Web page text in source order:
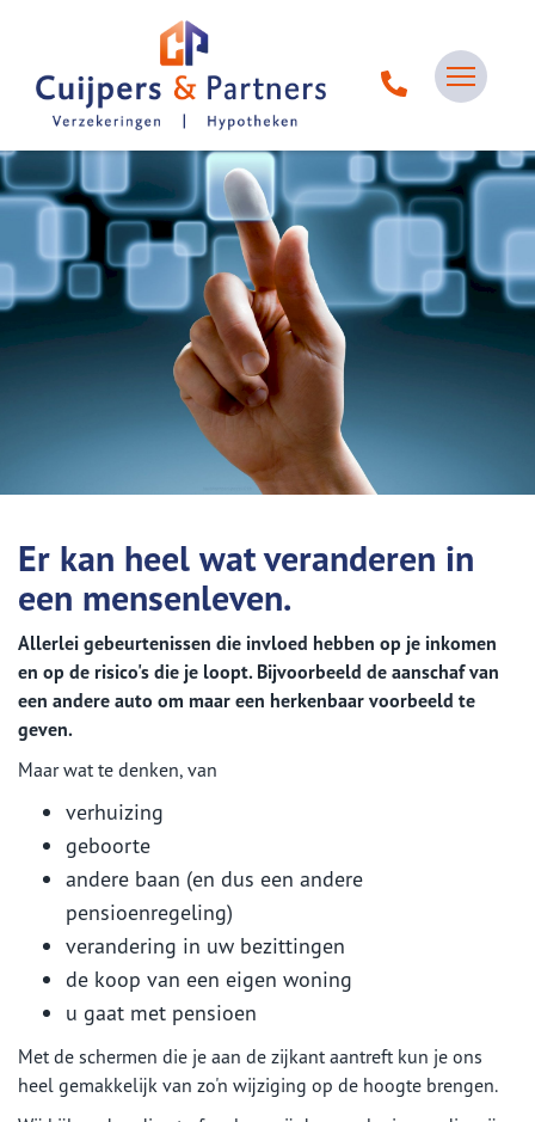
Er kan heel wat veranderen in
een mensenleven.
Allerlei gebeurtenissen die invloed hebben op je inkomen
en op de risico's die je loopt. Bijvoorbeeld de aanschaf van
een andere auto om maar een herkenbaar voorbeeld te
geven.
Maar wat te denken, van
verhuizing
geboorte
andere baan (en dus een andere
pensioenregeling)
verandering in uw bezittingen
de koop van een eigen woning
u gaat met pensioen
Met de schermen die je aan de zijkant aantreft kun je ons
heel gemakkelijk van zo'n wijziging op de hoogte brengen.